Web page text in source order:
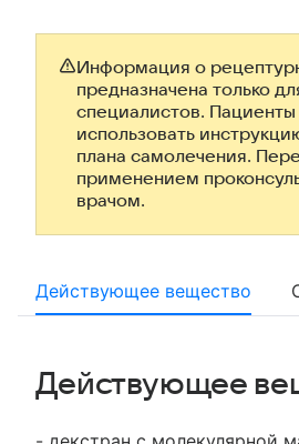
Информация о
предназначена только
специалистов.
использовать
плана самолечения.
применением
врачом.
Действующее вещество
Действующее